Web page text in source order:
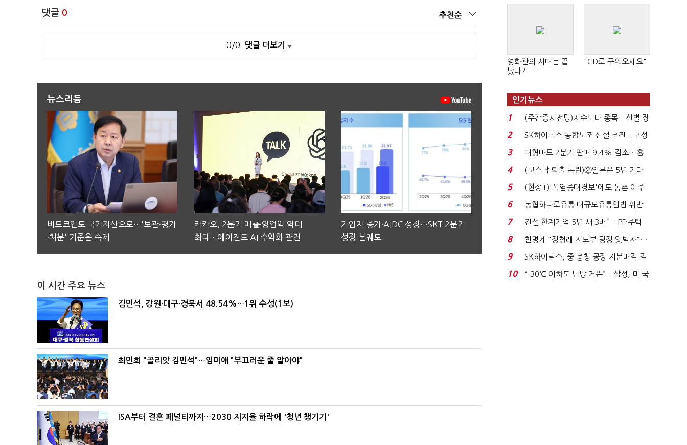
댓글 0 추천순
0/0 댓글 더보기
뉴스리듬
비트코인도 국가자산으로…'보관·평가
·처분' 기준은 숙제
카카오, 2분기 매출·영업익 역대
최대…에이전트 AI 수익화 관건
가입자 증가·AIDC 성장…SKT 2분기
성장 본궤도
이 시간 주요 뉴스
김민석, 강원·대구·경북서 48.54%…1위 수성(1보)
최민희 "골리앗 김민석"…임미애 "부끄러운 줄 알아야"
ISA부터 결혼 페널티까지…2030 지지율 하락에 '청년 챙기기'
영화관의 시대는 끝
났다?
"CD로 구워오세요"
인기뉴스
1
(주간증시전망)지수보다 종목…선별 장
세 이어진다...
2
SK하이닉스 통합노조 신설 추진…구성
원 간 성과급 불...
3
대형마트 2분기 판매 9.4% 감소…홈
플러스 사태 여파...
4
(코스닥 퇴출 논란)②일본은 5년 기다
려주는데 우리는 ...
5
(현장+)'폭염중대경보'에도 농촌 이주
노동자는 강행군…'야...
6
농협하나로유통 대규모유통업법 위반
적발…공정위, 과...
7
건설 한계기업 5년 새 3배↑…PF·주택
침체에 재무 ...
8
친명계 "정청래 지도부 당정 엇박자"…
친청계 "신천지 오...
9
SK하이닉스, 중 충칭 공장 지분매각 검
토?…“확정된 바...
10
“-30℃ 이하도 난방 거뜬”…삼성, 미 국